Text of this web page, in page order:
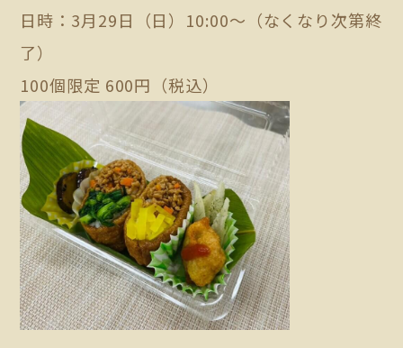
日時：3月29日（日）10:00～（なくなり次第終
了）
100個限定 600円（税込）